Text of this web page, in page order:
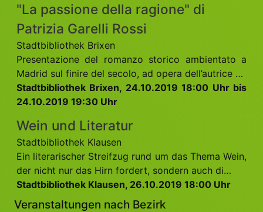
"La passione della ragione" di
Patrizia Garelli Rossi
Stadtbibliothek Brixen
Presentazione del romanzo storico ambientato a
Madrid sul finire del secolo, ad opera dell’autrice …
Stadtbibliothek Brixen, 24.10.2019 18:00 Uhr bis
24.10.2019 19:30 Uhr
Wein und Literatur
Stadtbibliothek Klausen
Ein literarischer Streifzug rund um das Thema Wein,
der nicht nur das Hirn fordert, sondern auch di…
Stadtbibliothek Klausen, 26.10.2019 18:00 Uhr
Veranstaltungen nach Bezirk